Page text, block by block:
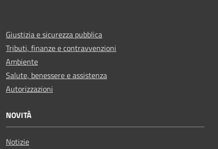
Giustizia e sicurezza pubblica
Tributi, finanze e contravvenzioni
Ambiente
Salute, benessere e assistenza
Autorizzazioni
NOVITÀ
Notizie